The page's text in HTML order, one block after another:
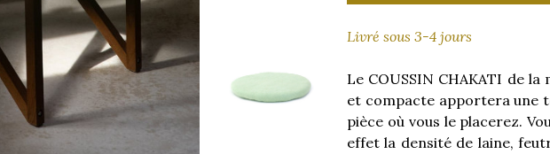
Livré sous 3-4 jours
Le COUSSIN CHAKATI de
et compacte apportera une
pièce où vous le placerez.
effet la densité de laine,